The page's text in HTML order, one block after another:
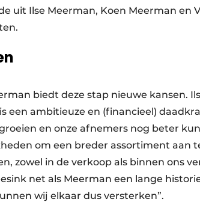
uit Ilse Meerman, Koen Meerman en
biedt deze stap nieuwe kansen.
een ambitieuze en (financieel)
en onze afnemers nog beter
om een breder assortiment aan
zowel in de verkoop als binnen ons
net als Meerman een lange
wij elkaar dus versterken”.